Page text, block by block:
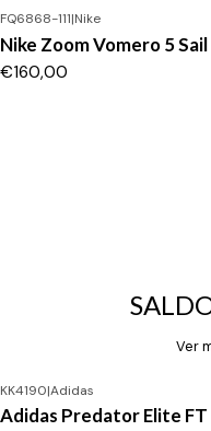
FQ6868-111|Nike
Nike Zoom Vomero 5
€160,00
Ver
-24%DESCONTO
Novo
KK4190|Adidas
Adidas Predator Elite FT